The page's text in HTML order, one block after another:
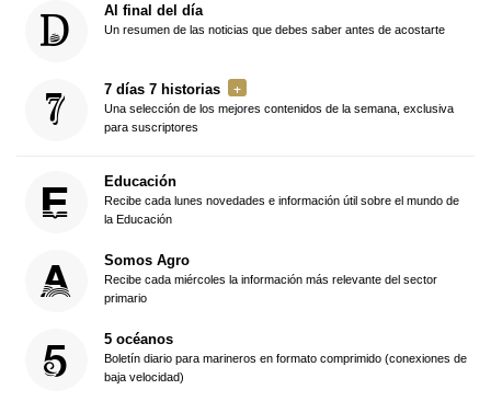
Al final del día
Un resumen de las noticias que debes saber antes de acostarte
7 días 7 historias
Una selección de los mejores contenidos de la semana, exclusiva
para suscriptores
Educación
Recibe cada lunes novedades e información útil sobre el mundo de
la Educación
Somos Agro
Recibe cada miércoles la información más relevante del sector
primario
5 océanos
Boletín diario para marineros en formato comprimido (conexiones de
baja velocidad)